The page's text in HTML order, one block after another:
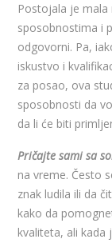
Postojala je mala
sposobnostima i
odgovorni. Pa,
iskustvo i
za posao, ova
sposobnosti da
da li će biti
Pričajte sami sa
na vreme. Često
znak ludila ili da
kako da
kvaliteta, ali kada